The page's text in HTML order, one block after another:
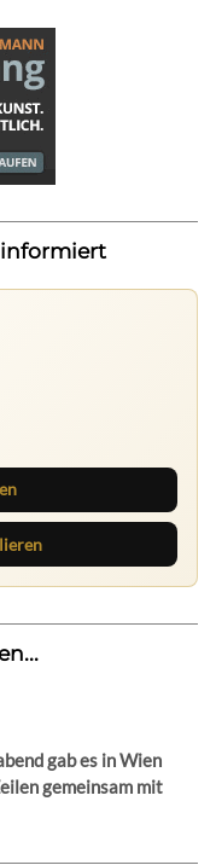
gab es in Wien
gemeinsam mit